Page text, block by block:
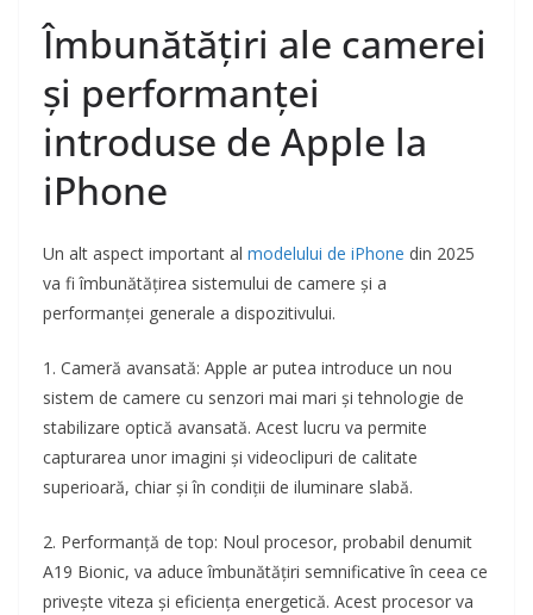
Îmbunătățiri ale camerei
și performanței
introduse de Apple la
iPhone
Un alt aspect important al modelului de iPhone din 2025
va fi îmbunătățirea sistemului de camere și a
performanței generale a dispozitivului.
1. Cameră avansată: Apple ar putea introduce un nou
sistem de camere cu senzori mai mari și tehnologie de
stabilizare optică avansată. Acest lucru va permite
capturarea unor imagini și videoclipuri de calitate
superioară, chiar și în condiții de iluminare slabă.
2. Performanță de top: Noul procesor, probabil denumit
A19 Bionic, va aduce îmbunătățiri semnificative în ceea ce
privește viteza și eficiența energetică. Acest procesor va